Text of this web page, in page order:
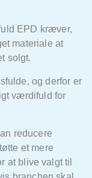
EPD kræver,
materiale at
solgt.
og derfor er
værdifuld for
reducere
et mere
at blive valgt til